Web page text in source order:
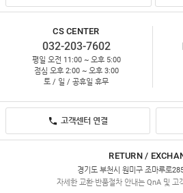
CS CENTER
032-203-7602
평일 오전 11:00 ~ 오후 5:00
점심 오후 2:00 ~ 오후 3:00
토 / 일 / 공휴일 휴무
고객센터 연결
RETURN /
경기도 부천시 원미구 조마루로
자세한 교환·반품절차 안내는 QnA 및 고